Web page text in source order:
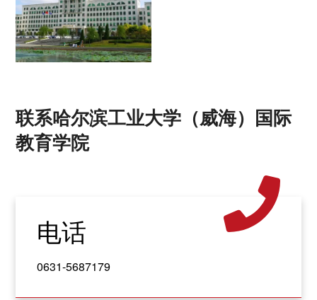
联系哈尔滨工业大学（威海）国际
教育学院
电话
0631-5687179